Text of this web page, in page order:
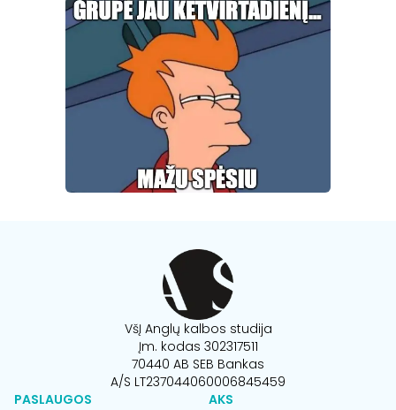
VšĮ Anglų kalbos studija
Įm. kodas 302317511
70440 AB SEB Bankas
A/S LT237044060006845459
PASLAUGOS
AKS